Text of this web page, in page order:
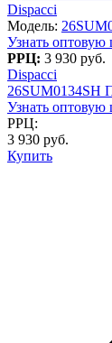
Dispacci
Модель:
Узнать оптовую
РРЦ: 3 930 руб.
Dispacci
26SUM0134SH
Узнать оптовую
РРЦ:
3 930 руб.
Купить